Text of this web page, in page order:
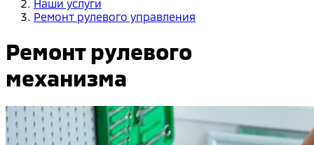
Наши услуги
Ремонт рулевого управления
Ремонт рулевого
механизма